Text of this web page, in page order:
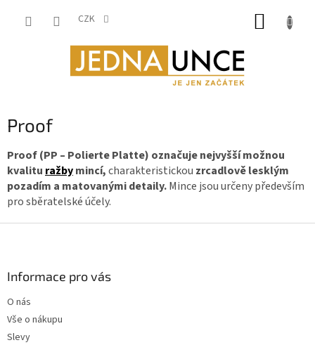
CZK
Proof
Proof (PP – Polierte Platte) označuje nejvyšší možnou
kvalitu ražbymincí,charakteristickou zrcadlově lesklým
pozadím a matovanými detaily.Mince jsou určeny především
pro sběratelské účely.
Informace pro vás
O nás
Vše o nákupu
Slevy